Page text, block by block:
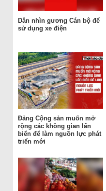
Dân nhìn gương Cán bộ để
sử dụng xe điện
Đảng Cộng sản muốn mở
rộng các không gian lấn
biển để làm nguồn lực phát
triển mới